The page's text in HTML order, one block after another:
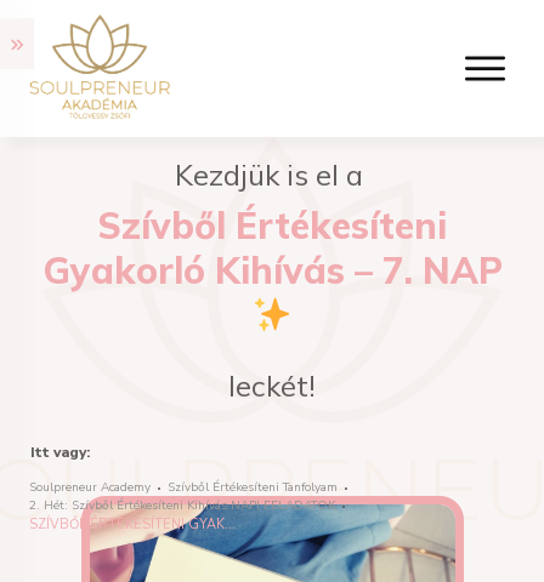
Kezdjük is el a
Szívből Értékesíteni
Gyakorló Kihívás – 7. NAP
leckét!
Itt vagy:
Soulpreneur Academy
Szívből Értékesíteni Tanfolyam
2. Hét: Szívből Értékesíteni Kihívás NAPI FELADATOK
SZÍVBŐL ÉRTÉKESÍTENI GYAKORLÓ KIHÍVÁS – 7. NAP